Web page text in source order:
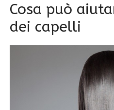
Cosa può
dei capelli